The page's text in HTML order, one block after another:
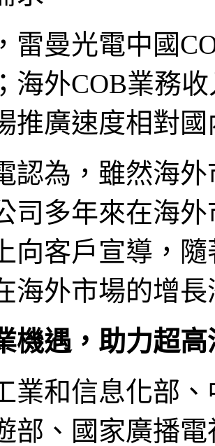
雷曼光電中國
海外COB業務
推廣速度相對
認為，雖然海
司多年來在海
向客戶宣導，
海外市場的增
機遇，助力超
業和信息化部
部、國家廣播